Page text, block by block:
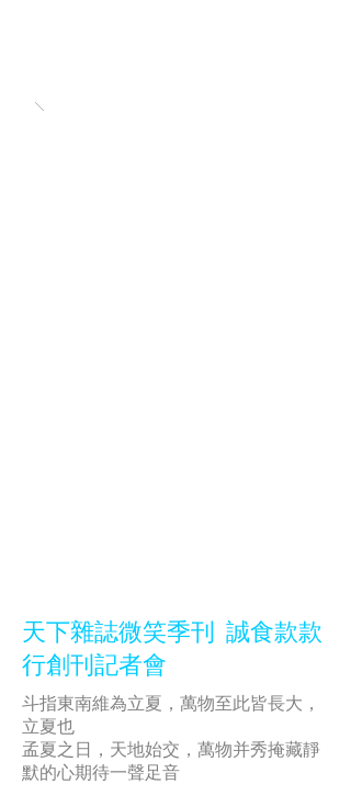
天下雜誌微笑季刊 誠食款款
行創刊記者會
斗指東南維為立夏，萬物至此皆長大，
立夏也
孟夏之日，天地始交，萬物并秀掩藏靜
默的心期待一聲足音